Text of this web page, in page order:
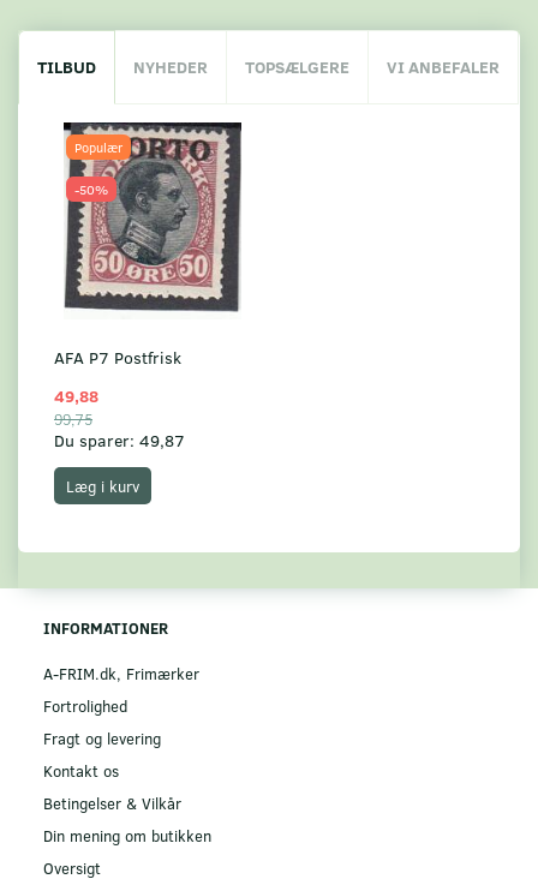
TILBUD NYHEDER TOPSÆLGERE VI ANBEFALER
Populær
-50%
AFA P7 Postfrisk
49,88
99,75
Du sparer: 49,87
Læg i kurv
INFORMATIONER
A-FRIM.dk, Frimærker
Fortrolighed
Fragt og levering
Kontakt os
Betingelser & Vilkår
Din mening om butikken
Oversigt